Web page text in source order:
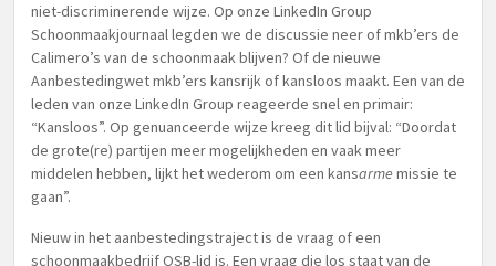
niet-discriminerende wijze. Op onze LinkedIn Group
Schoonmaakjournaal legden we de discussie neer of mkb’ers de
Calimero’s van de schoonmaak blijven? Of de nieuwe
Aanbestedingwet mkb’ers kansrijk of kansloos maakt. Een van de
leden van onze LinkedIn Group reageerde snel en primair:
“Kansloos”. Op genuanceerde wijze kreeg dit lid bijval: “Doordat
de grote(re) partijen meer mogelijkheden en vaak meer
middelen hebben, lijkt het wederom om een kansarmemissie te
gaan”.
Nieuw in het aanbestedingstraject is de vraag of een
schoonmaakbedrijf OSB-lid is. Een vraag die los staat van de